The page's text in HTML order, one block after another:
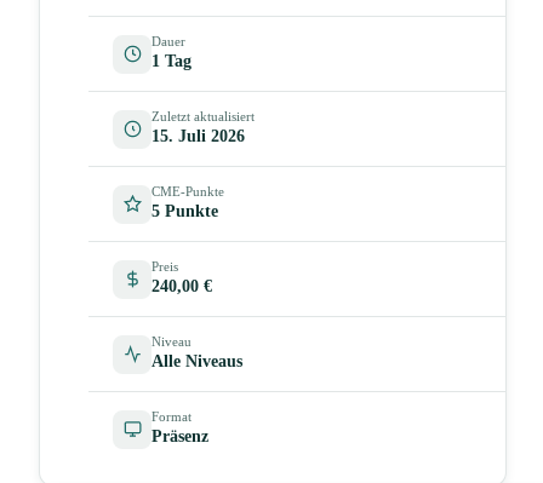
Dauer
1 Tag
Zuletzt aktualisiert
15. Juli 2026
CME-Punkte
5 Punkte
Preis
240,00 €
Niveau
Alle Niveaus
Format
Präsenz